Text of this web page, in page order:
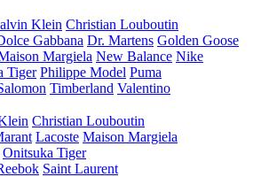
Klein Christian Louboutin
Gabbana Dr. Martens Golden Goose
Margiela New Balance Nike
Tiger Philippe Model Puma
Timberland Valentino
Christian Louboutin
Lacoste Maison Margiela
Onitsuka Tiger
Saint Laurent